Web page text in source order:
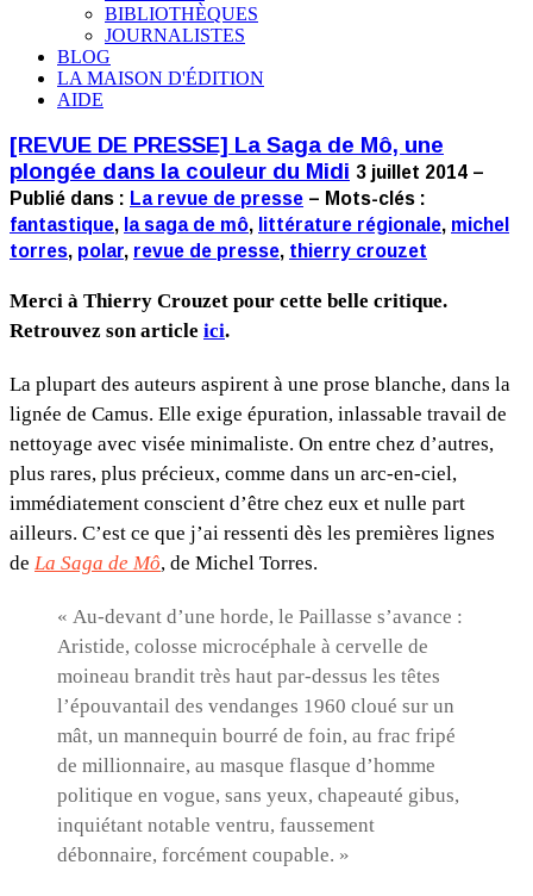
BIBLIOTHÈQUES
JOURNALISTES
BLOG
LA MAISON D'ÉDITION
AIDE
[REVUE DE PRESSE] La Saga de Mô, une
plongée dans la couleur du Midi 3 juillet 2014 –
Publié dans : La revue de presse – Mots-clés :
fantastique, la saga de mô, littérature régionale, michel
torres, polar, revue de presse, thierry crouzet
Merci à Thierry Crouzet pour cette belle critique.
Retrouvez son article ici.
La plupart des auteurs aspirent à une prose blanche, dans la
lignée de Camus. Elle exige épuration, inlassable travail de
nettoyage avec visée minimaliste. On entre chez d’autres,
plus rares, plus précieux, comme dans un arc-en-ciel,
immédiatement conscient d’être chez eux et nulle part
ailleurs. C’est ce que j’ai ressenti dès les premières lignes
de La Saga de Mô, de Michel Torres.
« Au-devant d’une horde, le Paillasse s’avance :
Aristide, colosse microcéphale à cervelle de
moineau brandit très haut par-dessus les têtes
l’épouvantail des vendanges 1960 cloué sur un
mât, un mannequin bourré de foin, au frac fripé
de millionnaire, au masque flasque d’homme
politique en vogue, sans yeux, chapeauté gibus,
inquiétant notable ventru, faussement
débonnaire, forcément coupable. »